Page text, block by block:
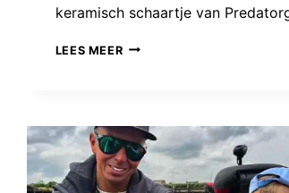
keramisch schaartje van
LEES MEERVANGSTEN
VOOR
DE
LAATSTE